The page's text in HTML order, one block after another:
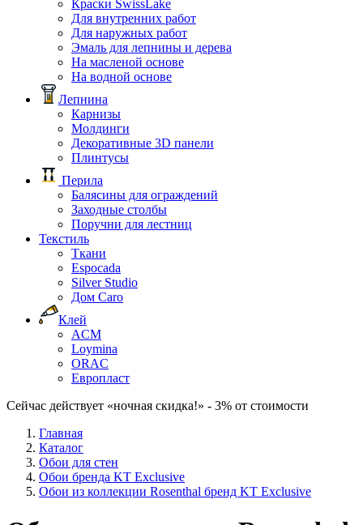
Краски SwissLake
Для внутренних работ
Для наружных работ
Эмаль для лепнины и дерева
На масленой основе
На водной основе
Лепнина
Карнизы
Молдинги
Декоративные 3D панели
Плинтусы
Перила
Балясины для ограждений
Заходные столбы
Поручни для лестниц
Текстиль
Ткани
Espocada
Silver Studio
Дом Caro
Клей
ACM
Loymina
ORAC
Европласт
Сейчас действует «ночная скидка!» - 3% от стоимости
Главная
Каталог
Обои для стен
Обои бренда KT Exclusive
Обои из коллекции Rosenthal бренд KT Exclusive